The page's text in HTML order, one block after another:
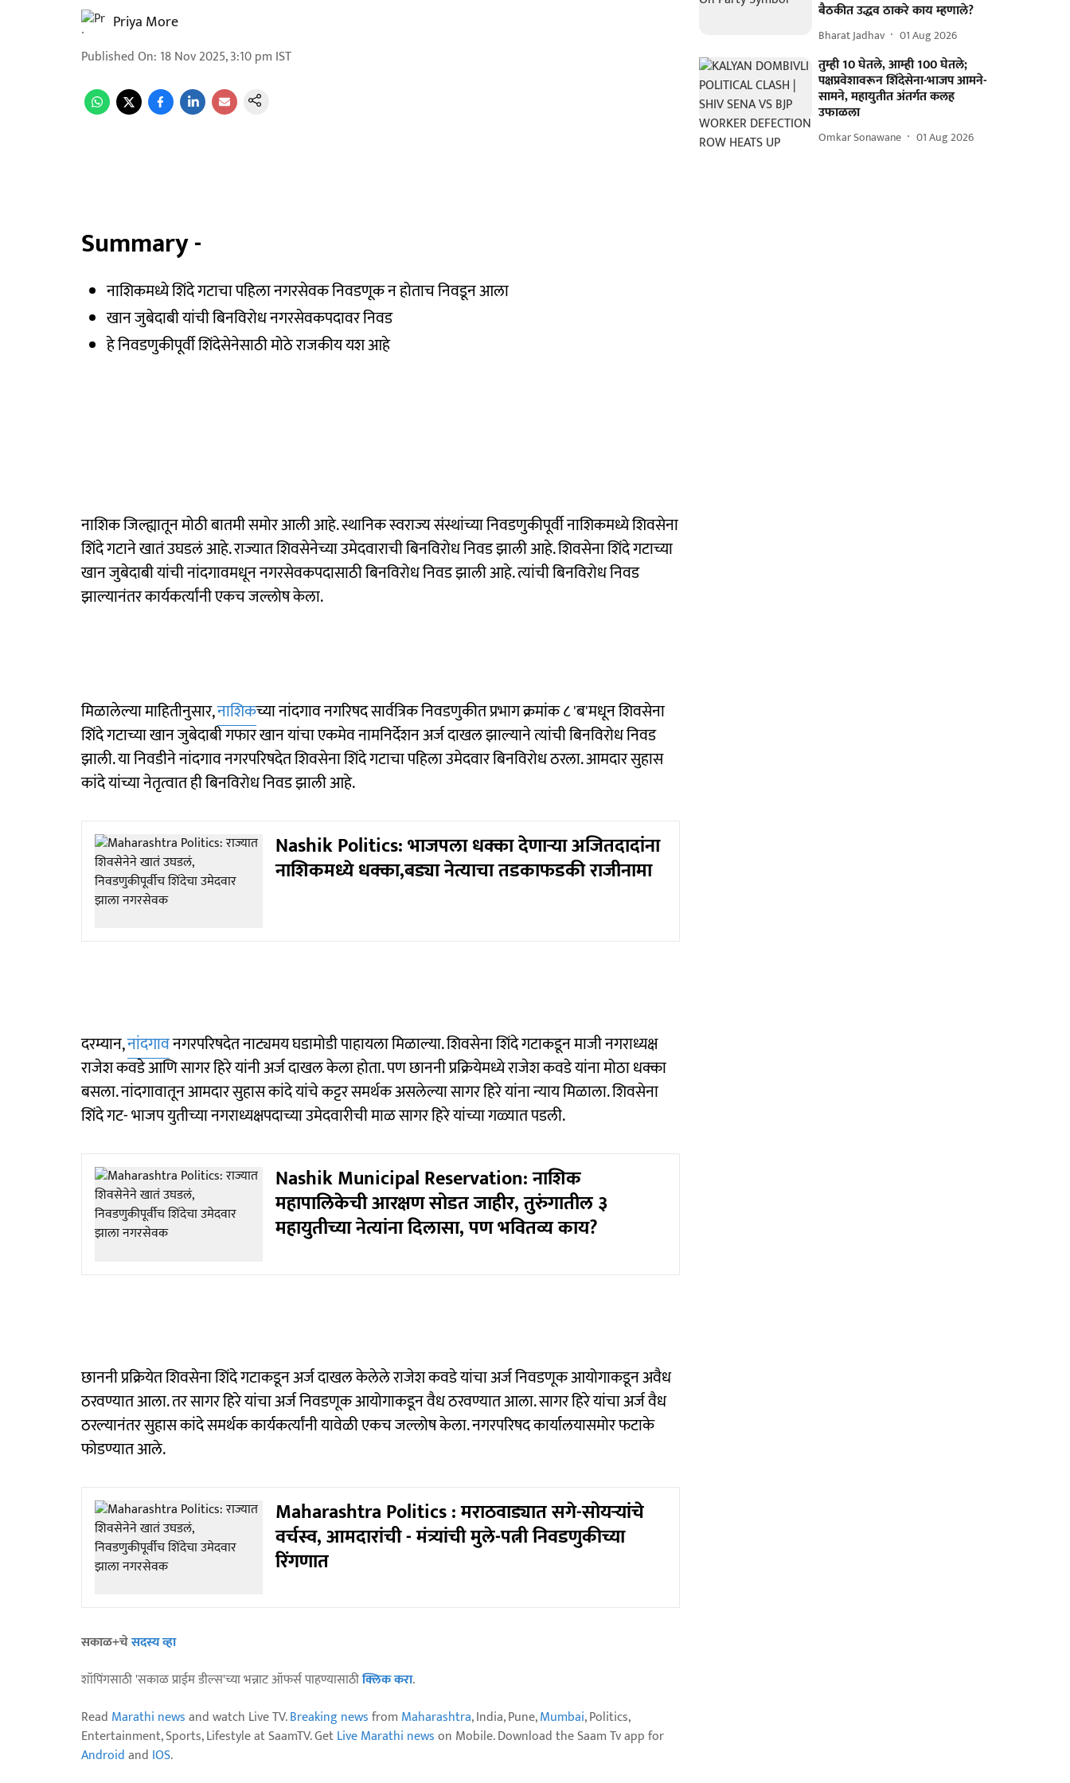
Priya More
Published On: 18 Nov 2025, 3:10 pm IST
Summary -
नाशिकमध्ये शिंदे गटाचा पहिला नगरसेवक निवडणूक न होताच निवडून आला
खान जुबेदाबी यांची बिनविरोध नगरसेवकपदावर निवड
हे निवडणुकीपूर्वी शिंदेसेनेसाठी मोठे राजकीय यश आहे
नाशिक जिल्ह्यातून मोठी बातमी समोर आली आहे. स्थानिक स्वराज्य संस्थांच्या निवडणुकीपूर्वी नाशिकमध्ये शिवसेना
शिंदे गटाने खातं उघडलं आहे. राज्यात शिवसेनेच्या उमेदवाराची बिनविरोध निवड झाली आहे. शिवसेना शिंदे गटाच्या
खान जुबेदाबी यांची नांदगावमधून नगरसेवकपदासाठी बिनविरोध निवड झाली आहे. त्यांची बिनविरोध निवड
झाल्यानंतर कार्यकर्त्यांनी एकच जल्लोष केला.
मिळालेल्या माहितीनुसार,नाशिकच्या नांदगाव नगरिषद सार्वत्रिक निवडणुकीत प्रभाग क्रमांक ८ 'ब'मधून शिवसेना
शिंदे गटाच्या खान जुबेदाबी गफार खान यांचा एकमेव नामनिर्देशन अर्ज दाखल झाल्याने त्यांची बिनविरोध निवड
झाली. या निवडीने नांदगाव नगरपरिषदेत शिवसेना शिंदे गटाचा पहिला उमेदवार बिनविरोध ठरला. आमदार सुहास
कांदे यांच्या नेतृत्वात ही बिनविरोध निवड झाली आहे.
Nashik Politics: भाजपला धक्का देणाऱ्या अजितदादांना
नाशिकमध्ये धक्का,बड्या नेत्याचा तडकाफडकी राजीनामा
दरम्यान,नांदगावनगरपरिषदेत नाट्यमय घडामोडी पाहायला मिळाल्या. शिवसेना शिंदे गटाकडून माजी नगराध्यक्ष
राजेश कवडे आणि सागर हिरे यांनी अर्ज दाखल केला होता. पण छाननी प्रक्रियेमध्ये राजेश कवडे यांना मोठा धक्का
बसला. नांदगावातून आमदार सुहास कांदे यांचे कट्टर समर्थक असलेल्या सागर हिरे यांना न्याय मिळाला. शिवसेना
शिंदे गट- भाजप युतीच्या नगराध्यक्षपदाच्या उमेदवारीची माळ सागर हिरे यांच्या गळ्यात पडली.
Nashik Municipal Reservation: नाशिक
महापालिकेची आरक्षण सोडत जाहीर, तुरुंगातील ३
महायुतीच्या नेत्यांना दिलासा, पण भवितव्य काय?
छाननी प्रक्रियेत शिवसेना शिंदे गटाकडून अर्ज दाखल केलेले राजेश कवडे यांचा अर्ज निवडणूक आयोगाकडून अवैध
ठरवण्यात आला. तर सागर हिरे यांचा अर्ज निवडणूक आयोगाकडून वैध ठरवण्यात आला. सागर हिरे यांचा अर्ज वैध
ठरल्यानंतर सुहास कांदे समर्थक कार्यकर्त्यांनी यावेळी एकच जल्लोष केला. नगरपरिषद कार्यालयासमोर फटाके
फोडण्यात आले.
Maharashtra Politics : मराठवाड्यात सगे-सोयऱ्यांचे
वर्चस्व, आमदारांची - मंत्र्यांची मुले-पत्नी निवडणुकीच्या
रिंगणात
सकाळ+चेसदस्य व्हा
शॉपिंगसाठी 'सकाळ प्राईम डील्स'च्या भन्नाट ऑफर्स पाहण्यासाठीक्लिक करा.
Read Marathi newsand watch Live TV.Breaking newsfrom Maharashtra, India, Pune,Mumbai, Politics,
Entertainment, Sports, Lifestyle at SaamTV. GetLive Marathi newson Mobile. Download the Saam Tv app for
Androidand IOS.
बैठकीत उद्धव ठाकरे काय म्हणाले?
Bharat Jadhav 01 Aug 2026
तुम्ही 10 घेतले, आम्ही 100 घेतले;
पक्षप्रवेशावरून शिंदेसेना-भाजप आमने-
सामने, महायुतीत अंतर्गत कलह
उफाळला
Omkar Sonawane 01 Aug 2026